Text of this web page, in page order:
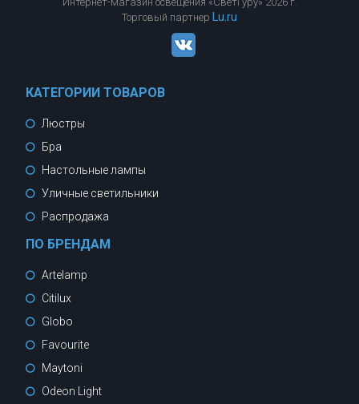
Торговый партнер Lu.ru
КАТЕГОРИИ ТОВАРОВ
Люстры
Бра
Настольные лампы
Уличные светильники
Распродажа
ПО БРЕНДАМ
Artelamp
Citilux
Globo
Favourite
Maytoni
Odeon Light